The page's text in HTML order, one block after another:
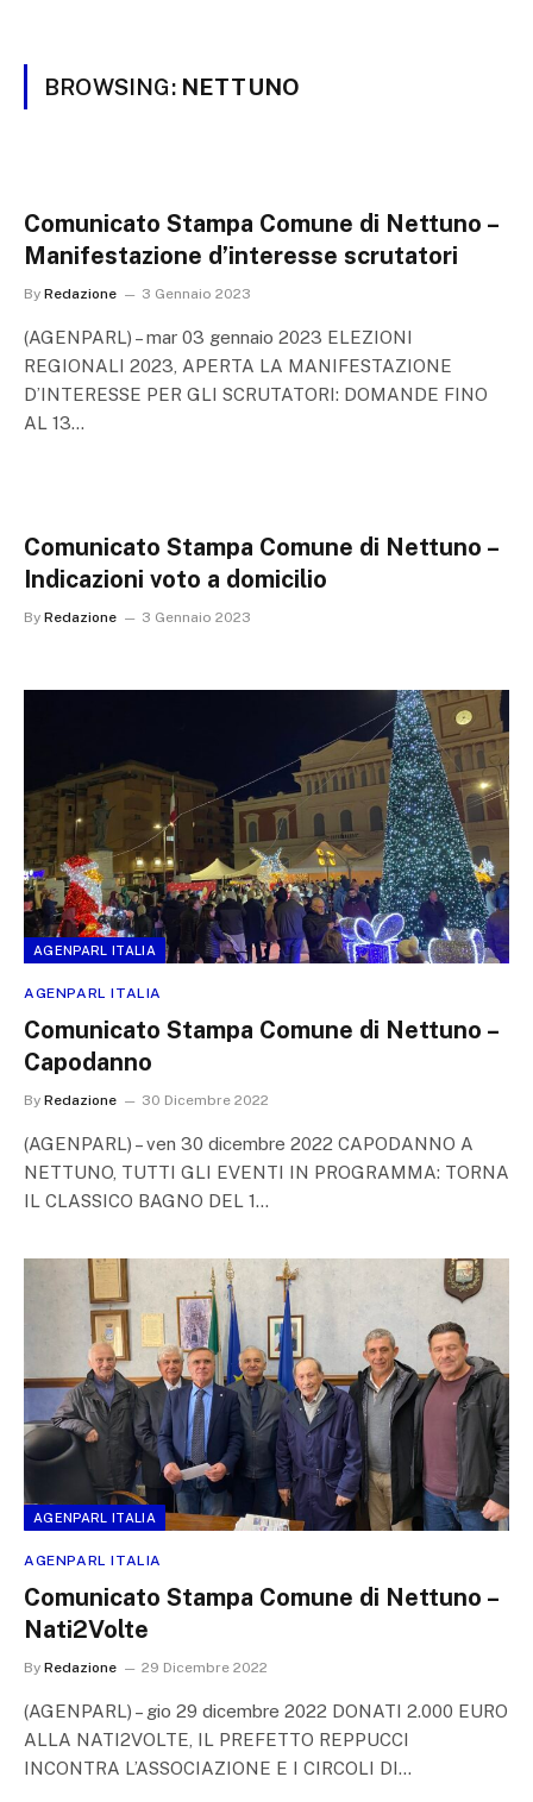
BROWSING: NETTUNO
Comunicato Stampa Comune di Nettuno –
Manifestazione d’interesse scrutatori
By Redazione 3 Gennaio 2023
(AGENPARL) – mar 03 gennaio 2023 ELEZIONI
REGIONALI 2023, APERTA LA MANIFESTAZIONE
D’INTERESSE PER GLI SCRUTATORI: DOMANDE FINO
AL 13…
Comunicato Stampa Comune di Nettuno –
Indicazioni voto a domicilio
By Redazione 3 Gennaio 2023
AGENPARL ITALIA
AGENPARL ITALIA
Comunicato Stampa Comune di Nettuno –
Capodanno
By Redazione 30 Dicembre 2022
(AGENPARL) – ven 30 dicembre 2022 CAPODANNO A
NETTUNO, TUTTI GLI EVENTI IN PROGRAMMA: TORNA
IL CLASSICO BAGNO DEL 1…
AGENPARL ITALIA
AGENPARL ITALIA
Comunicato Stampa Comune di Nettuno –
Nati2Volte
By Redazione 29 Dicembre 2022
(AGENPARL) – gio 29 dicembre 2022 DONATI 2.000 EURO
ALLA NATI2VOLTE, IL PREFETTO REPPUCCI
INCONTRA L’ASSOCIAZIONE E I CIRCOLI DI…